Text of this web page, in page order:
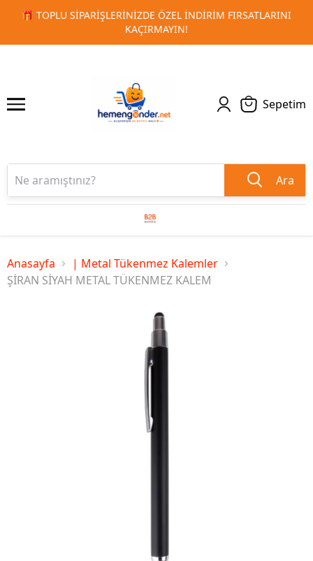
FIRSATLARINI
🚀 KURUMSAL PROMOSYON VE MATBAA
1 2
Sepetim
Ara
Anasayfa
| Metal Tükenmez Kalemler
ŞİRAN SİYAH METAL TÜKENMEZ KALEM